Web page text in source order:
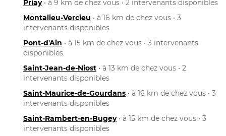
Priay• à 9 km de chez vous • 2 intervenants disponibles
Montalieu-Vercieu • à 16 km de chez vous • 3
intervenants disponibles
Pont-d'Ain • à 15 km de chez vous • 3 intervenants
disponibles
Saint-Jean-de-Niost • à 13 km de chez vous • 2
intervenants disponibles
Saint-Maurice-de-Gourdans • à 16 km de chez vous • 3
intervenants disponibles
Saint-Rambert-en-Bugey• à 15 km de chez vous • 3
intervenants disponibles